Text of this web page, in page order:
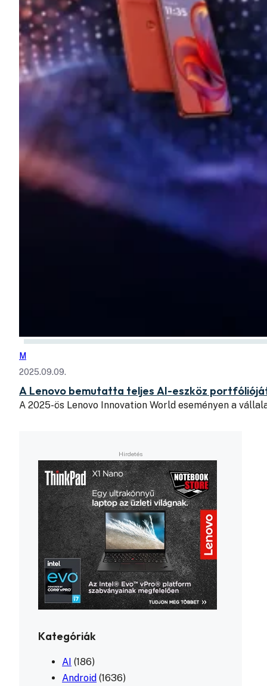
M
2025.09.09.
A Lenovo bemutatta teljes AI-eszköz
A 2025-ös Lenovo Innovation World eseményen a
Kategóriák
AI (186)
Android (1636)